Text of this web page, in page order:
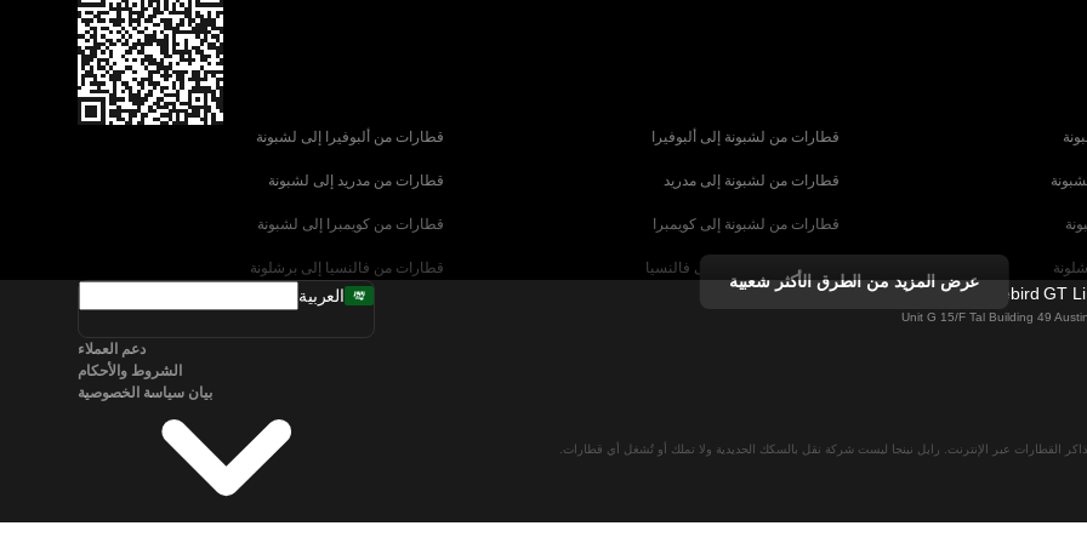
قطارات من لشبونة إلى ألبوفيرا قطارات من ألبوفيرا إلى لشبونة
قطارات من لشبونة إلى مدريد قطارات من مدريد إلى لشبونة
قطارات من لشبونة إلى كويمبرا قطارات من كويمبرا إلى لشبونة
قطارات من برشلونة إلى فالنسيا قطارات من فالنسيا إلى برشلونة
قطارات من إشبيلية إلى برشلونة
قطارات من فيينا إلى سالزبورغ قطارات من سالزبورغ إلى فيينا
عرض المزيد من الطرق الأكثر شعبية
Firebird GT
Unit G 15/F Tal Building 49
القطارات عبر الإنترنت. رايل نينجا ليست شركة نقل بالسكك الحديدية ولا تملك أو تُشغل أي قطارات.
العربية
دعم العملاء
الشروط والأحكام
بيان سياسة الخصوصية